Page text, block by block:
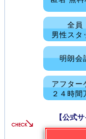
全員
男性スタ
明朗会
アフター
２４時間
【公式